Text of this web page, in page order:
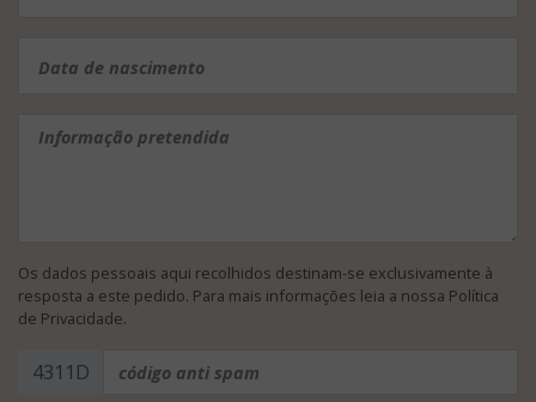
Os dados pessoais aqui recolhidos destinam-se exclusivamente à
resposta a este pedido. Para mais informações leia a nossa Política
de Privacidade.
4311D